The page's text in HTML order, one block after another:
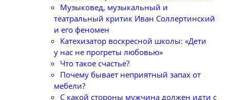
Музыковед, музыкальный и
театральный критик Иван Соллертинский
и его феномен
Катехизатор воскресной школы: «Дети
у нас не прогреты любовью»
Что такое счастье?
Почему бывает неприятный запах от
мебели?
С какой стороны мужчина должен идти с